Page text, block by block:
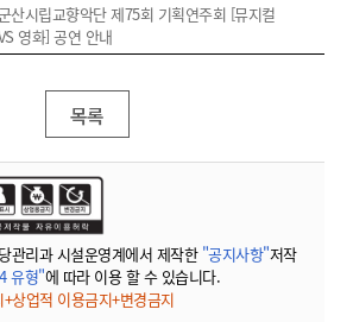
산시립교향악단 제75회 기획연주회 [뮤지컬
영화] 공연 안내
목록
관리과 시설운영계에서 제작한 "공지사항"저작
유형"에 따라 이용 할 수 있습니다.
상업적 이용금지+변경금지